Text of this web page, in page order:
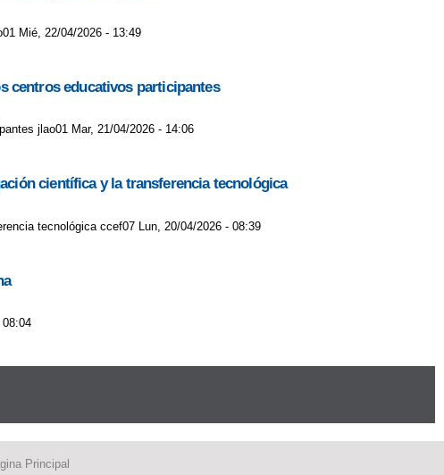
Mié, 22/04/2026 - 13:49
centros educativos participantes
jlao01 Mar, 21/04/2026 - 14:06
científica y la transferencia tecnológica
tecnológica ccef07 Lun, 20/04/2026 - 08:39
Principal